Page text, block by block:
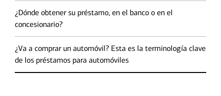
¿Dónde obtener su préstamo, en el banco o en el
concesionario?
¿Va a comprar un automóvil? Esta es la terminología clave
de los préstamos para automóviles